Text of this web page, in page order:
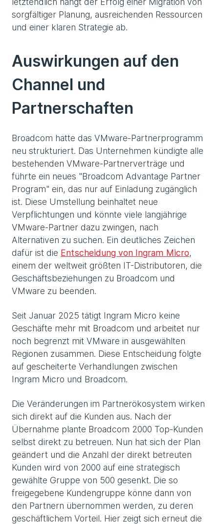
sorgfältiger Planung, ausreichenden Ressourcen
und einer klaren Strategie ab.
Auswirkungen auf den
Channel und
Partnerschaften
Broadcom hatte das VMware-Partnerprogramm
neu strukturiert. Das Unternehmen kündigte alle
bestehenden VMware-Partnerverträge und
führte ein neues "Broadcom Advantage Partner
Program" ein, das nur auf Einladung zugänglich
ist. Diese Umstellung beinhaltet neue
Verpflichtungen und könnte viele langjährige
VMware-Partner dazu zwingen, nach
Alternativen zu suchen. Ein deutliches Zeichen
dafür ist die Entscheidung von Ingram Micro,
einem der weltweit größten IT-Distributoren, die
Geschäftsbeziehungen zu Broadcom und
VMware zu beenden.
Seit Januar 2025 tätigt Ingram Micro keine
Geschäfte mehr mit Broadcom und arbeitet nur
noch begrenzt mit VMware in ausgewählten
Regionen zusammen. Diese Entscheidung folgte
auf gescheiterte Verhandlungen zwischen
Ingram Micro und Broadcom.
Die Veränderungen im Partnerökosystem wirken
sich direkt auf die Kunden aus. Nach der
Übernahme plante Broadcom 2000 Top-Kunden
selbst direkt zu betreuen. Nun hat sich der Plan
geändert und die Anzahl der direkt betreuten
Kunden wird von 2000 auf eine strategisch
gewählte Gruppe von 500 gesenkt. Die so
freigegebene Kundengruppe könne dann von
den Partnern übernommen werden, zu deren
geschäftlichem Vorteil. Hier zeigt sich erneut die